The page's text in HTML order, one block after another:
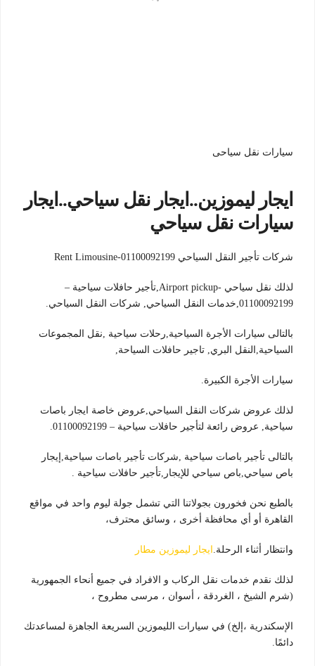
سيارات نقل سياحى
ايجار ليموزين..ايجار نقل سياحي..ايجار
سيارات نقل سياحي
شركات تأجير النقل السياحي 01100092199-Rent Limousine
لذلك نقل سياحي -Airport pickup,تأجير حافلات سياحية –
01100092199,خدمات النقل السياحي, شركات النقل السياحي.
بالتالى سيارات الأجرة السياحية,رحلات سياحية ,نقل المجموعات
السياحية,النقل البري, تاجير حافلات السياحة,
سيارات الأجرة الكبيرة.
لذلك عروض شركات النقل السياحي,عروض خاصة ايجار باصات
سياحية, عروض رائعة لتأجير حافلات سياحية – 01100092199.
بالتالى تأجير باصات سياحية ,شركات تأجير باصات سياحية,إيجار
باص سياحي,باص سياحي للإيجار,تأجير حافلات سياحية .
بالطبع نحن فخورون بجولاتنا التي تشمل جولة ليوم واحد في مواقع
القاهرة أو أي محافظة أخرى ، وسائق محترف،
وانتظار أثناء الرحلة. ايجار ليموزين مطار
لذلك نقدم خدمات نقل الركاب و الافراد في جميع أنحاء الجمهورية
(شرم الشيخ ، الغردقة ، أسوان ، مرسى مطروح ،
الإسكندرية ،إلخ) في سيارات الليموزين السريعة الجاهزة لمساعدتك
دائمًا.